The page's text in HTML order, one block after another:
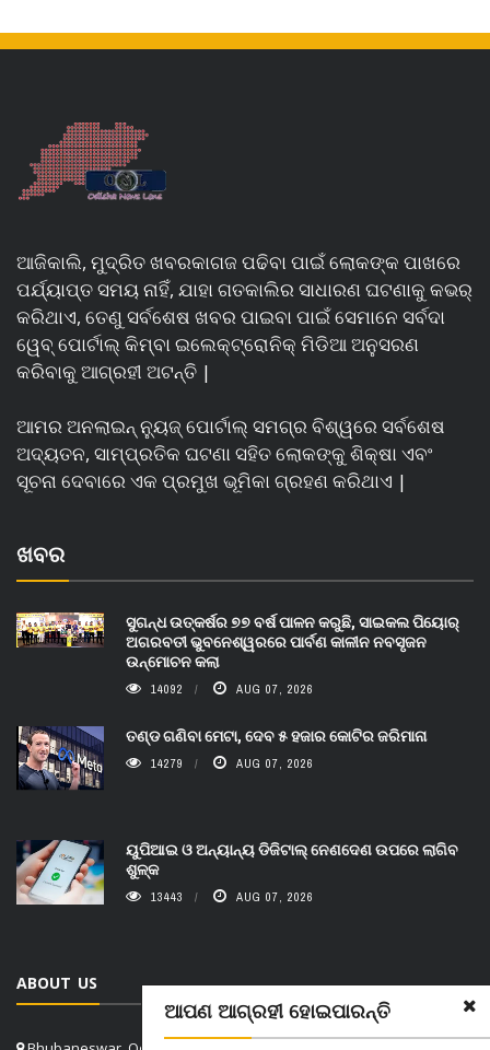
ଆପଣ ଆଗ୍ରହୀ ହୋଇପାରନ୍ତି
ଆଜିକାଲି, ମୁଦ୍ରିତ ଖବରକାଗଜ ପଢିବା ପାଇଁ ଲୋକଙ୍କ ପାଖରେ
ପର୍ଯ୍ୟାପ୍ତ ସମୟ ନାହିଁ, ଯାହା ଗତକାଲିର ସାଧାରଣ ଘଟଣାକୁ କଭର୍
କରିଥାଏ, ତେଣୁ ସର୍ବଶେଷ ଖବର ପାଇବା ପାଇଁ ସେମାନେ ସର୍ବଦା
ୱେବ୍ ପୋର୍ଟାଲ୍ କିମ୍ବା ଇଲେକ୍ଟ୍ରୋନିକ୍ ମିଡିଆ ଅନୁସରଣ
କରିବାକୁ ଆଗ୍ରହୀ ଅଟନ୍ତି |
ଆମର ଅନଲାଇନ୍ ନ୍ୟୁଜ୍ ପୋର୍ଟାଲ୍ ସମଗ୍ର ବିଶ୍ୱରେ ସର୍ବଶେଷ
ଅଦ୍ୟତନ, ସାମ୍ପ୍ରତିକ ଘଟଣା ସହିତ ଲୋକଙ୍କୁ ଶିକ୍ଷା ଏବଂ
ସୂଚନା ଦେବାରେ ଏକ ପ୍ରମୁଖ ଭୂମିକା ଗ୍ରହଣ କରିଥାଏ |
ଖବର
ସୁଗନ୍ଧ ଉତ୍କର୍ଷର ୭୭ ବର୍ଷ ପାଳନ କରୁଛି, ସାଇକଲ ପିୟୋର୍‌
ଅଗରବତୀ ଭୁବନେଶ୍ୱରରେ ପାର୍ବଣ କାଳୀନ ନବସୃଜନ
ଉନ୍ମୋଚନ କଲା
14092 AUG 07, 2026
ତଣ୍ଡ ଗଣିବା ମେଟା, ଦେବ ୫ ହଜାର କୋଟିର ଜରିମାନା
14279 AUG 07, 2026
ୟୁପିଆଇ ଓ ଅନ୍ୟାନ୍ୟ ଡିଜିଟାଲ୍ ନେଣଦେଣ ଉପରେ ଲାଗିବ
ଶୁଳ୍କ
13443 AUG 07, 2026
ABOUT US